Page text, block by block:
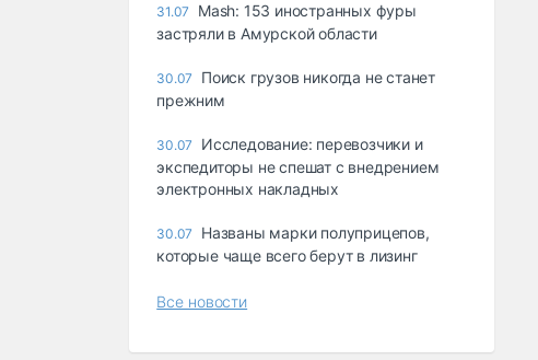
31.07
Mash: 153 иностранных фуры
застряли в Амурской области
30.07
Поиск грузов никогда не станет
прежним
30.07
Исследование: перевозчики и
экспедиторы не спешат с внедрением
электронных накладных
30.07
Названы марки полуприцепов,
которые чаще всего берут в лизинг
Все новости